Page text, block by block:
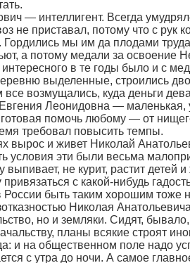
— интеллигент. Всегда
не приставал, потому что с рук
Гордились мы им да плодами
а потому медали за освоение
в те годы было и с
выделенные, строились
все возмущались, куда деньги
Леонидовна — маленькая,
помочь любому — от
требовал повысить темпы.
вырос и живет Николай
условия эти были весьма
не курит, растит детей
привязаться с какой-нибудь
России быть таким хорошим тоже
Николая
но и земляки. Сидят,
планы всякие строят
и на общественном поле надо
с утра до ночи. А самое